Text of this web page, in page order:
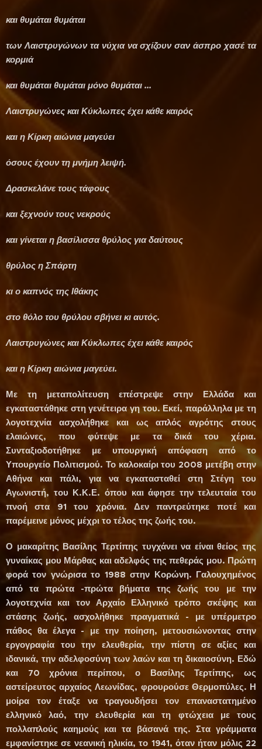
και θυμάται θυμάται
των Λαιστρυγώνων τα νύχια να σχίζουν σαν άσπρο χασέ τα
κορμιά
και θυμάται θυμάται μόνο θυμάται ...
Λαιστρυγώνες και Κύκλωπες έχει κάθε καιρός
και η Κίρκη αιώνια μαγεύει
όσους έχουν τη μνήμη λειψή.
Δρασκελάνε τους τάφους
και ξεχνούν τους νεκρούς
και γίνεται η βασίλισσα θρύλος για δαύτους
θρύλος η Σπάρτη
κι ο καπνός της Ιθάκης
στο θόλο του θρύλου σβήνει κι αυτός.
Λαιστρυγώνες και Κύκλωπες έχει κάθε καιρός
και η Κίρκη αιώνια μαγεύει.
Με τη μεταπολίτευση επέστρεψε στην Ελλάδα και
εγκαταστάθηκε στη γενέτειρα γη του. Εκεί, παράλληλα με τη
λογοτεχνία ασχολήθηκε και ως απλός αγρότης στους
ελαιώνες, που φύτεψε με τα δικά του χέρια.
Συνταξιοδοτήθηκε με υπουργική απόφαση από το
Υπουργείο Πολιτισμού. Το καλοκαίρι του 2008 μετέβη στην
Αθήνα και πάλι, για να εγκατασταθεί στη Στέγη του
Αγωνιστή, του Κ.Κ.Ε. όπου και άφησε την τελευταία του
πνοή στα 91 του χρόνια. Δεν παντρεύτηκε ποτέ και
παρέμεινε μόνος μέχρι το τέλος της ζωής του.
Ο μακαρίτης Βασίλης Τερτίπης τυγχάνει να είναι θείος της
γυναίκας μου Μάρθας και αδελφός της πεθεράς μου. Πρώτη
φορά τον γνώρισα το 1988 στην Κορώνη. Γαλουχημένος
από τα πρώτα -πρώτα βήματα της ζωής του με την
λογοτεχνία και τον Αρχαίο Ελληνικό τρόπο σκέψης και
στάσης ζωής, ασχολήθηκε πραγματικά - με υπέρμετρο
πάθος θα έλεγα - με την ποίηση, μετουσιώνοντας στην
εργογραφία του την ελευθερία, την πίστη σε αξίες και
ιδανικά, την αδελφοσύνη των λαών και τη δικαιοσύνη. Εδώ
και 70 χρόνια περίπου, ο Βασίλης Τερτίπης, ως
αστείρευτος αρχαίος Λεωνίδας, φρουρούσε Θερμοπύλες. Η
μοίρα τον έταξε να τραγουδήσει τον επαναστατημένο
ελληνικό λαό, την ελευθερία και τη φτώχεια με τους
πολλαπλούς καημούς και τα βάσανά της. Στα γράμματα
εμφανίστηκε σε νεανική ηλικία, το 1941, όταν ήταν μόλις 22